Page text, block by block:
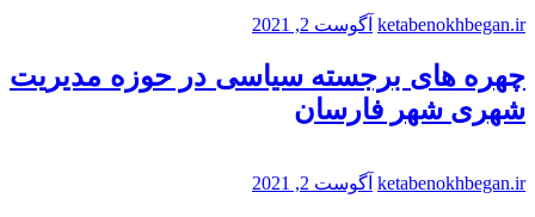
ketabenokhbegan.ir آگوست 2, 2021
چهره های برجسته سیاسی در حوزه مدیریت
شهری شهر فارسان
ketabenokhbegan.ir آگوست 2, 2021